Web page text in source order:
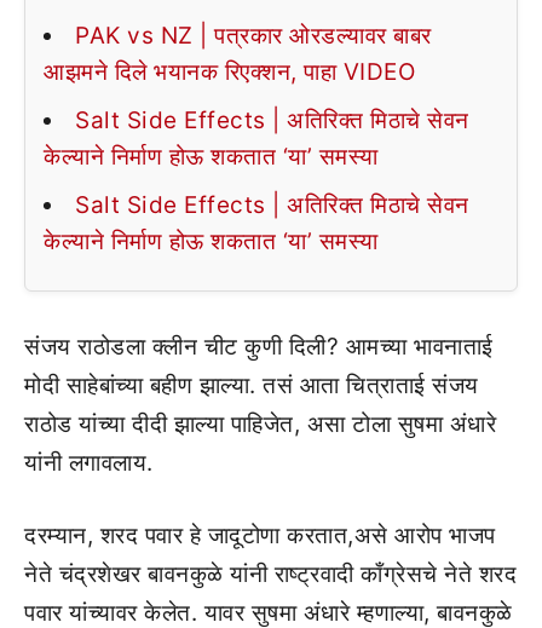
PAK vs NZ | पत्रकार ओरडल्यावर बाबर
आझमने दिले भयानक रिएक्शन, पाहा VIDEO
Salt Side Effects | अतिरिक्त मिठाचे सेवन
केल्याने निर्माण होऊ शकतात ‘या’ समस्या
Salt Side Effects | अतिरिक्त मिठाचे सेवन
केल्याने निर्माण होऊ शकतात ‘या’ समस्या
संजय राठोडला क्लीन चीट कुणी दिली? आमच्या भावनाताई
मोदी साहेबांच्या बहीण झाल्या. तसं आता चित्राताई संजय
राठोड यांच्या दीदी झाल्या पाहिजेत, असा टोला सुषमा अंधारे
यांनी लगावलाय.
दरम्यान, शरद पवार हे जादूटोणा करतात,असे आरोप भाजप
नेते चंद्रशेखर बावनकुळे यांनी राष्ट्रवादी काँग्रेसचे नेते शरद
पवार यांच्यावर केलेत. यावर सुषमा अंधारे म्हणाल्या, बावनकुळे